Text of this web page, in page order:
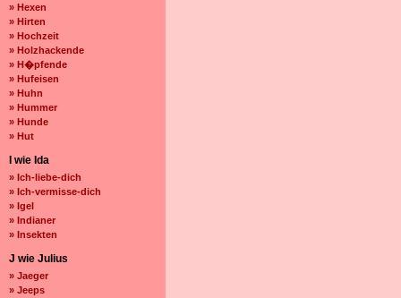
» Hexen
» Hirten
» Hochzeit
» Holzhackende
» H�pfende
» Hufeisen
» Huhn
» Hummer
» Hunde
» Hut
I wie Ida
» Ich-liebe-dich
» Ich-vermisse-dich
» Igel
» Indianer
» Insekten
J wie Julius
» Jaeger
» Jeeps